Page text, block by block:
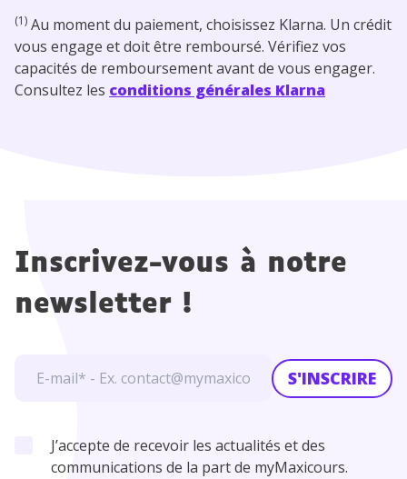
(1) Au moment du paiement, choisissez Klarna. Un crédit
vous engage et doit être remboursé. Vérifiez vos
capacités de remboursement avant de vous engager.
Consultez les conditions générales Klarna
Inscrivez-vous à notre
newsletter !
S'INSCRIRE
J’accepte de recevoir les actualités et des
communications de la part de myMaxicours.